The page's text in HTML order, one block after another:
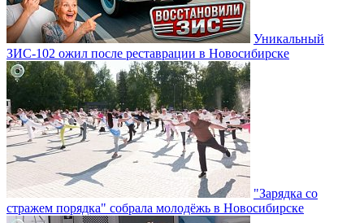
Уникальный
ЗИС-102 ожил после реставрации в Новосибирске
"Зарядка со
стражем порядка" собрала молодёжь в Новосибирске